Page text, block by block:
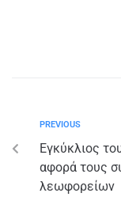
PREVIOUS
Εγκύκλιος
αφορά τους
λεωφορείων